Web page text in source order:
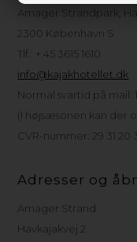
Amager Strandpark,
2300 København S
Tlf.: + 45 3615 1610
info@kajakhotellet.dk
Normal svartid på mail:
(I højsæsonen kan der
CVR-nummer: 29 31 20
Adresser og
Amager Strand
Havkajakvej 2